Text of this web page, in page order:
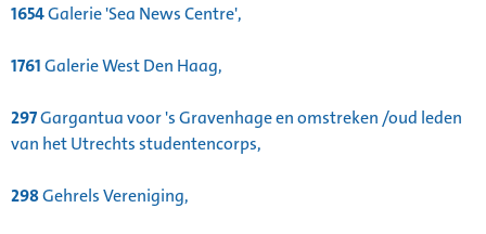
1654Galerie 'Sea News Centre',
1761Galerie West Den Haag,
297Gargantua voor 's Gravenhage en omstreken /oud leden
van het Utrechts studentencorps,
298Gehrels Vereniging,